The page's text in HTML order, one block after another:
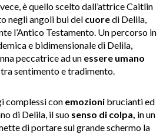
è quello scelto dall’attrice Caitlin
negli angoli bui del cuoredi Delila,
l’Antico Testamento. Un percorso in
e bidimensionale di Delila,
peccatrice ad un essere umano
sentimento e tradimento.
complessi con emozioni brucianti ed
di Delila, il suo senso di colpa, in un
di portare sul grande schermo la